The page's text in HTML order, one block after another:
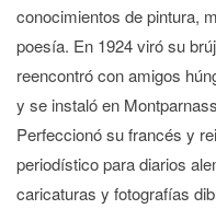
conocimientos de pintura,
poesía. En 1924 viró su
reencontró con amigos
y se instaló en
Perfeccionó su francés y
periodístico para diarios
caricaturas y fotografías